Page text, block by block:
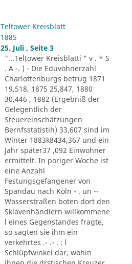
Teltower Kreisblatt
1885
25. Juli , Seite 3
"...Teltower Kreisblatti " v . * S
. A -. ) - Die Eduvohnerzahl
Charlottenburgs betrug 1871
19,518, 1875 25,847, 1880
30,446 , 1882 (Ergebniß der
Gelegentlich der
Steuereinschätzungen
Bernfsstatistih) 33,607 sind im
Winter 1883k8434,367 und ein
Jahr später37 ,092 Einwohner
ermittelt. In poriger Woche ist
eine Anzahl
Festungsgefangener von
Spandau nach Köln - . un --
Wasserstraßen boten dort den
Sklavenhändlern willkommene
l eines Gegenstandes fragte,
so sagten sie ihm ein
verkehrtes .- .- . : l
Schlüpfwinkel dar, wohin